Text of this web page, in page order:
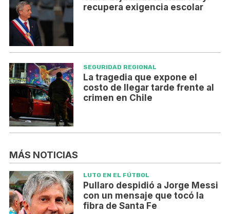
recupera exigencia escolar
SEGURIDAD REGIONAL
La tragedia que expone el
costo de llegar tarde frente al
crimen en Chile
MÁS NOTICIAS
LUTO EN EL FÚTBOL
Pullaro despidió a Jorge Messi
con un mensaje que tocó la
fibra de Santa Fe